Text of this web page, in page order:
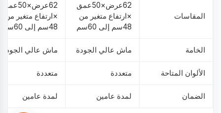
المقاسات
62عرض×50عمق
×ارتفاع متغير من
48سم إلى 60سم
62عرض×50عمق
×ارتفاع متغير من
48سم إلى 60سم
الخامة ماش عالي الجودة ماش عالي الجودة
الألوان المتاحة متعددة متعددة
الضمان لمدة عامين لمدة عامين